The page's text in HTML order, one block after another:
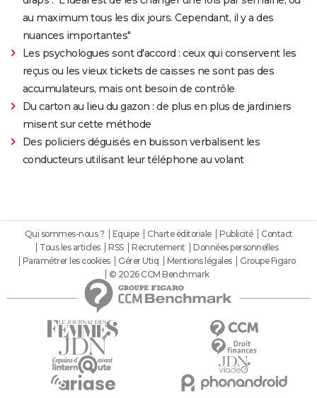
au maximum tous les dix jours. Cependant, il y a des
nuances importantes"
Les psychologues sont d'accord : ceux qui conservent les
reçus ou les vieux tickets de caisses ne sont pas des
accumulateurs, mais ont besoin de contrôle
Du carton au lieu du gazon : de plus en plus de jardiniers
misent sur cette méthode
Des policiers déguisés en buisson verbalisent les
conducteurs utilisant leur téléphone au volant
Qui sommes-nous ? Equipe Charte éditoriale Publicité
Contact
Tous les articles
RSS Recrutement
Données personnelles
Paramétrer les cookies
Gérer Utiq Mentions légales
Groupe Figaro
© 2026 CCM Benchmark